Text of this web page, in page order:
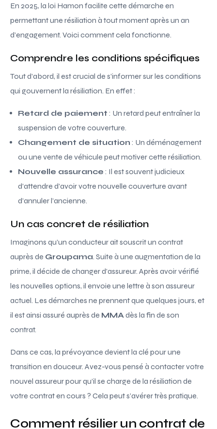
En 2025, la loi Hamon facilite cette démarche en
permettant une résiliation à tout moment après un an
d’engagement. Voici comment cela fonctionne.
Comprendre les conditions spécifiques
Tout d’abord, il est crucial de s’informer sur les conditions
qui gouvernent la résiliation. En effet :
Retard de paiement : Un retard peut entraîner la
suspension de votre couverture.
Changement de situation : Un déménagement
ou une vente de véhicule peut motiver cette résiliation.
Nouvelle assurance : Il est souvent judicieux
d’attendre d’avoir votre nouvelle couverture avant
d’annuler l’ancienne.
Un cas concret de résiliation
Imaginons qu’un conducteur ait souscrit un contrat
auprès de Groupama. Suite à une augmentation de la
prime, il décide de changer d’assureur. Après avoir vérifié
les nouvelles options, il envoie une lettre à son assureur
actuel. Les démarches ne prennent que quelques jours, et
il est ainsi assuré auprès de MMA dès la fin de son
contrat.
Dans ce cas, la prévoyance devient la clé pour une
transition en douceur. Avez-vous pensé à contacter votre
nouvel assureur pour qu’il se charge de la résiliation de
votre contrat en cours ? Cela peut s’avérer très pratique.
Comment résilier un contrat de